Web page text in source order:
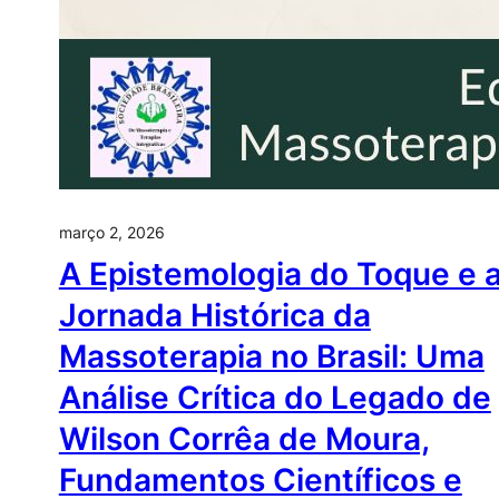
março 2, 2026
A Epistemologia do Toque e
Jornada Histórica da
Massoterapia no Brasil: Uma
Análise Crítica do Legado de
Wilson Corrêa de Moura,
Fundamentos Científicos e